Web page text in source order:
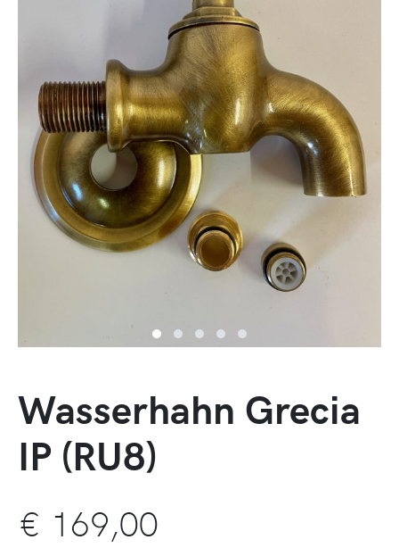
Wasserhahn Grecia
IP (RU8)
€ 169,00